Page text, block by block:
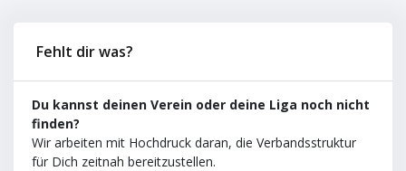
Fehlt dir was?
Du kannst deinen Verein oder deine Liga noch nicht
finden?
Wir arbeiten mit Hochdruck daran, die Verbandsstruktur
für Dich zeitnah bereitzustellen.